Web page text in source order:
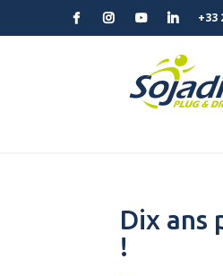
+33
Dix ans
!